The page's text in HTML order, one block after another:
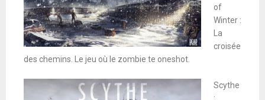
of
Winter :
La
croisée
des chemins. Le jeu où le zombie te oneshot.
Scythe